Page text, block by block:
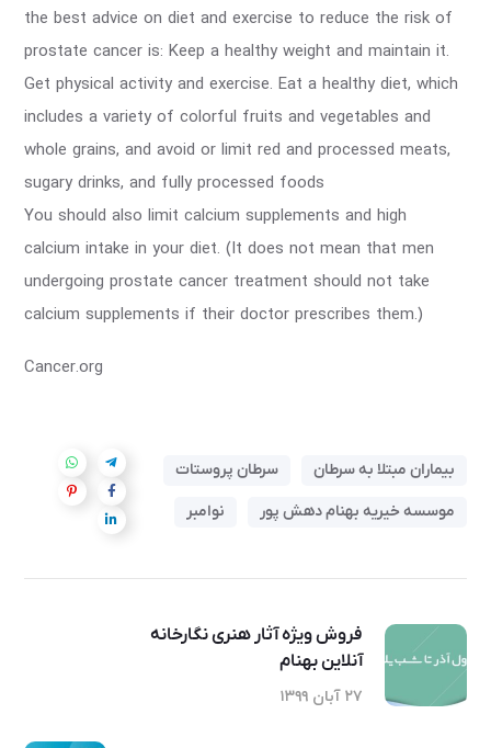
the best advice on diet and exercise to reduce the risk of
prostate cancer is: Keep a healthy weight and maintain it.
Get physical activity and exercise. Eat a healthy diet, which
includes a variety of colorful fruits and vegetables and
whole grains, and avoid or limit red and processed meats,
sugary drinks, and fully processed foods
You should also limit calcium supplements and high
calcium intake in your diet. (It does not mean that men
undergoing prostate cancer treatment should not take
calcium supplements if their doctor prescribes them.)
Cancer.org
بیماران مبتلا به سرطان
سرطان پروستات
موسسه خیریه بهنام دهش پور
نوامبر
فروش ویژه آثار هنری نگارخانه
آنلاین بهنام
۲۷ آبان ۱۳۹۹